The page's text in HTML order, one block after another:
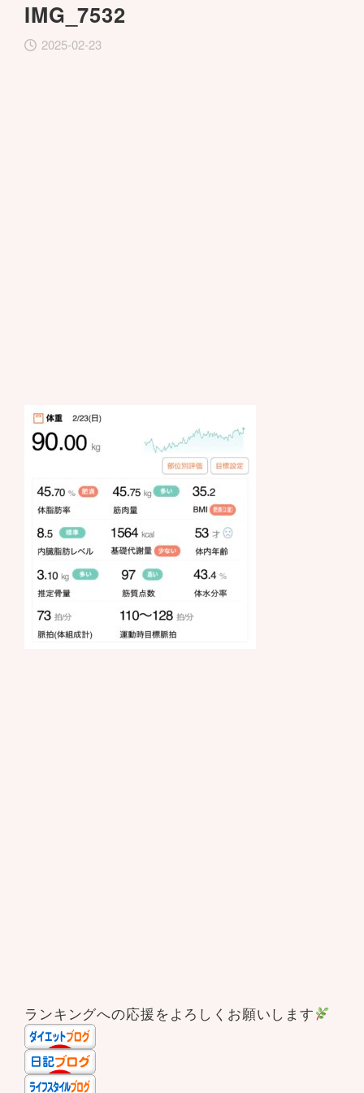
IMG_7532
2025-02-23
ランキングへの応援をよろしくお願いします